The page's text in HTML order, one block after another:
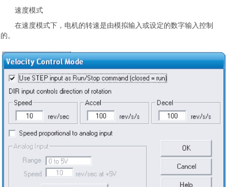
速度模式
在速度模式下，电机的转速是由模拟输入或设定的数字输入控制
的。